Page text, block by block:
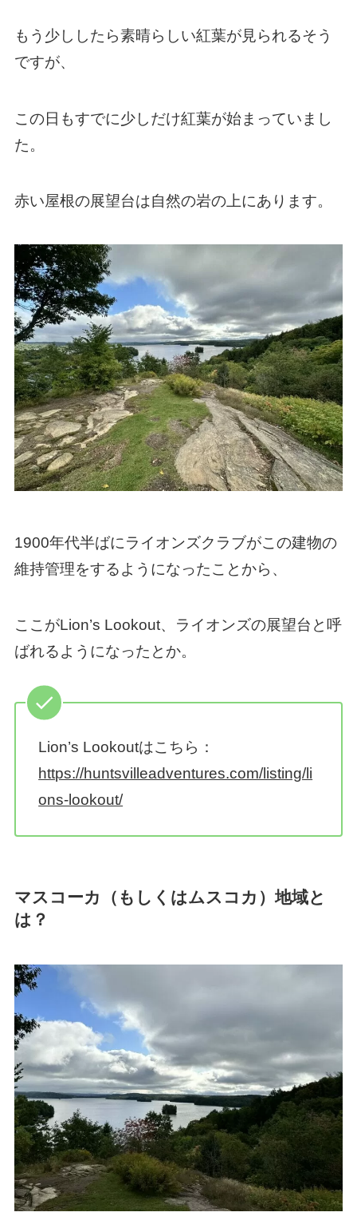
もう少ししたら素晴らしい紅葉が見られるそう
ですが、
この日もすでに少しだけ紅葉が始まっていまし
た。
赤い屋根の展望台は自然の岩の上にあります。
1900年代半ばにライオンズクラブがこの建物の
維持管理をするようになったことから、
ここがLion’s Lookout、ライオンズの展望台と呼
ばれるようになったとか。
Lion’s Lookoutはこちら：
https://huntsvilleadventures.com/listing/li
ons-lookout/
マスコーカ（もしくはムスコカ）地域と
は？